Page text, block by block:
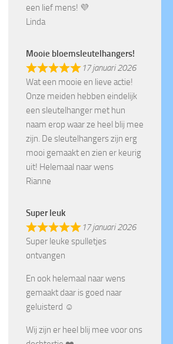
een lief mens! 💜
Linda
Mooie bloemsleutelhangers!
17 januari 2026
Wat een mooie en lieve actie!
Onze meiden hebben eindelijk
een sleutelhanger met hun
naam erop waar ze heel blij mee
zijn. De sleutelhangers zijn erg
mooi gemaakt en zien er keurig
uit! Helemaal naar wens
Rianne
Super leuk
17 januari 2026
Super leuke spulletjes
ontvangen
En ook helemaal naar wens
gemaakt daar is goed naar
geluisterd ☺️
Wij zijn er heel blij mee voor ons